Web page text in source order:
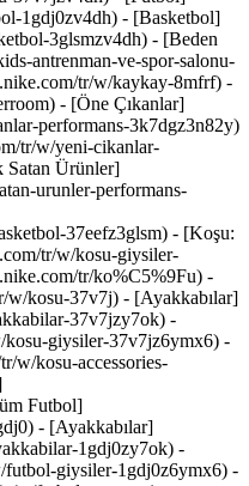
1gdj0zv4dh) - [Basketbol]
3glsmzv4dh) - [Beden
antrenman-ve-spor-salonu-
tr/w/kaykay-8mfrf) -
- [Öne Çıkanlar]
performans-3k7dgz3n82y)
tr/w/yeni-cikanlar-
Satan Ürünler]
urunler-performans-
37eefz3glsm) - [Koşu:
tr/w/kosu-giysiler-
tr/ko%C5%9Fu) -
kosu-37v7j) - [Ayakkabılar]
37v7jzy7ok) -
giysiler-37v7jz6ymx6) -
w/kosu-accessories-
Futbol]
- [Ayakkabılar]
1gdj0zy7ok) -
giysiler-1gdj0z6ymx6) -